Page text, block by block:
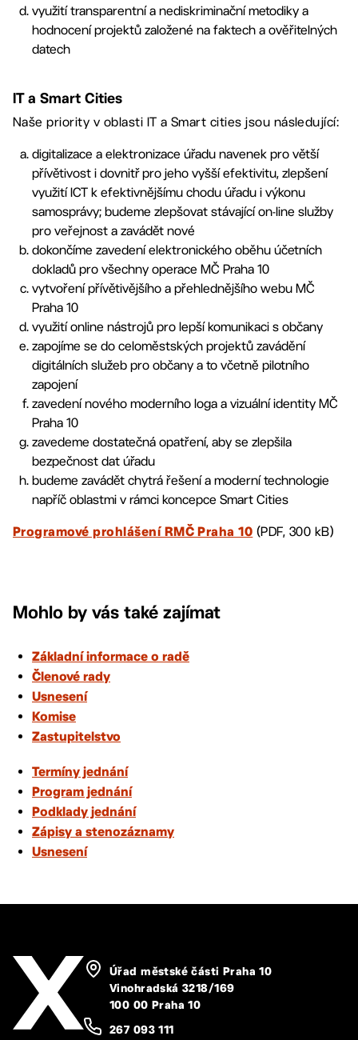
využití transparentní a nediskriminační metodiky a
hodnocení projektů založené na faktech a ověřitelných
datech
IT a Smart Cities
Naše priority v oblasti IT a Smart cities jsou následující:
digitalizace a elektronizace úřadu navenek pro větší
přívětivost i dovnitř pro jeho vyšší efektivitu, zlepšení
využití ICT k efektivnějšímu chodu úřadu i výkonu
samosprávy; budeme zlepšovat stávající on-line služby
pro veřejnost a zavádět nové
dokončíme zavedení elektronického oběhu účetních
dokladů pro všechny operace MČ Praha 10
vytvoření přívětivějšího a přehlednějšího webu MČ
Praha 10
využití online nástrojů pro lepší komunikaci s občany
zapojíme se do celoměstských projektů zavádění
digitálních služeb pro občany a to včetně pilotního
zapojení
zavedení nového moderního loga a vizuální identity MČ
Praha 10
zavedeme dostatečná opatření, aby se zlepšila
bezpečnost dat úřadu
budeme zavádět chytrá řešení a moderní technologie
napříč oblastmi v rámci koncepce Smart Cities
Programové prohlášení RMČ Praha 10 (PDF, 300 kB)
Mohlo by vás také zajímat
Základní informace o radě
Členové rady
Usnesení
Komise
Zastupitelstvo
Termíny jednání
Program jednání
Podklady jednání
Zápisy a stenozáznamy
Usnesení
Úřad městské části Praha 10
Vinohradská 3218/169
100 00 Praha 10
267 093 111